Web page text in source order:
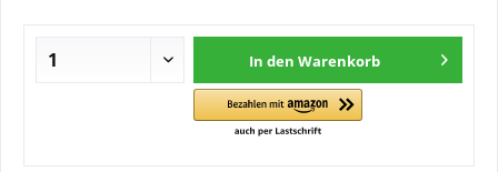
In den Warenkorb